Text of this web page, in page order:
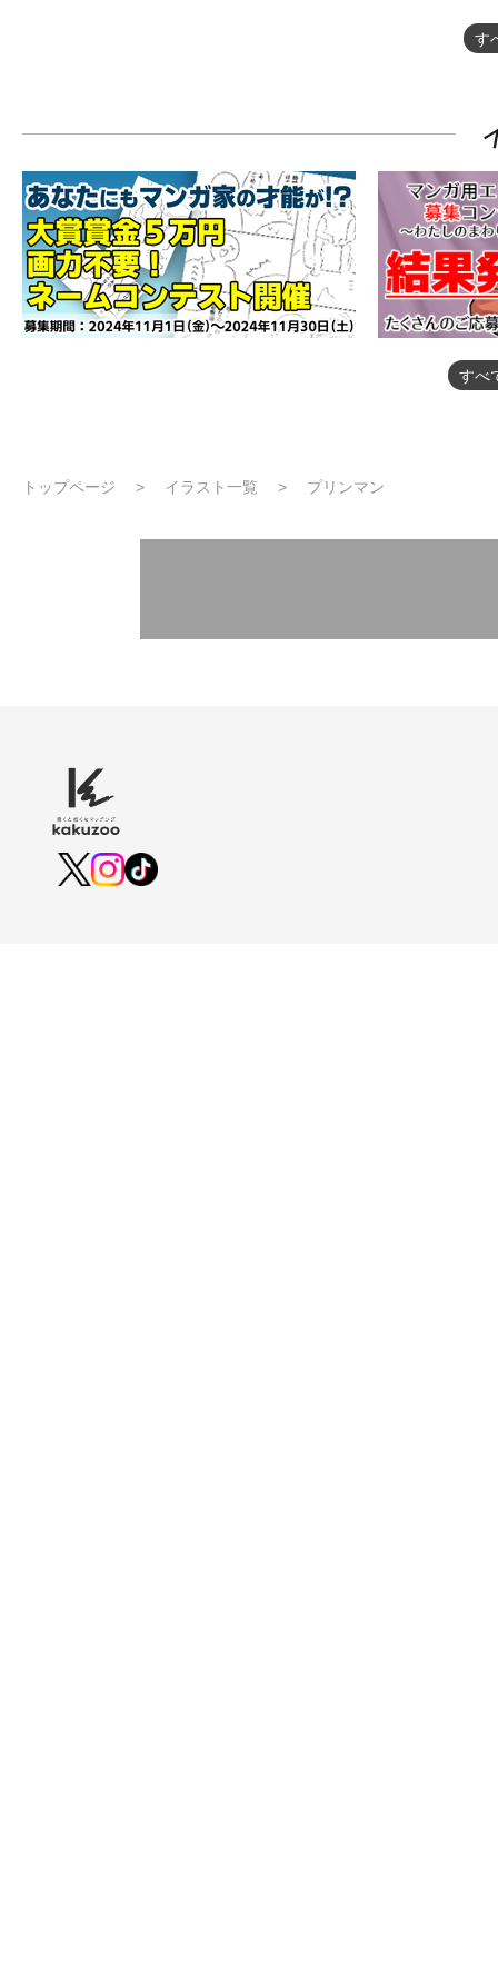
す
すべ
トップページ イラスト一覧 プリンマン